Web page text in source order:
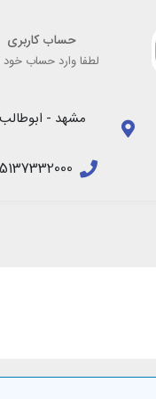
حساب کاربری